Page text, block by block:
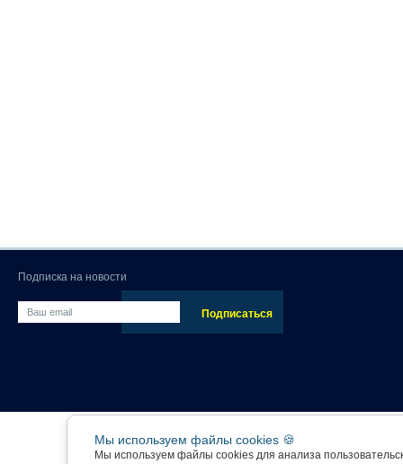
Подписка на новости
Мы используем файлы cookies 🍪
Мы используем файлы cookies для анализа